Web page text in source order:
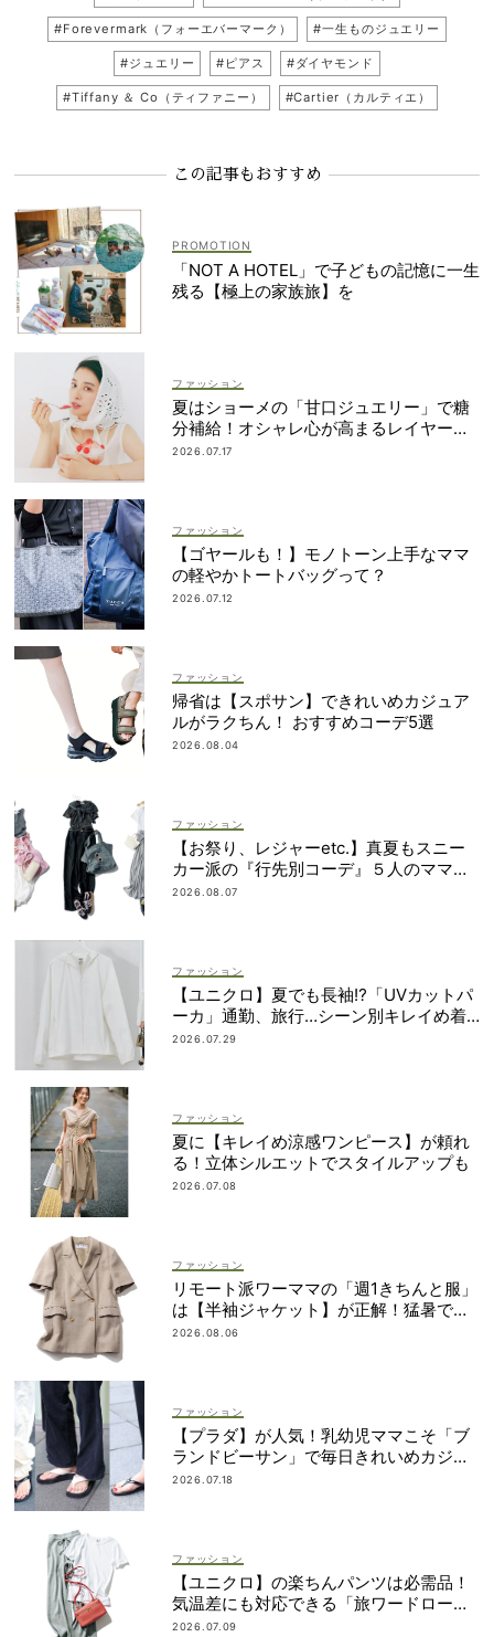
#Forevermark（フォーエバーマーク） #一生ものジュエリー
#ジュエリー #ピアス #ダイヤモンド
#Tiffany ＆ Co（ティファニー） #Cartier（カルティエ）
この記事もおすすめ
「NOT A HOTEL」で子どもの記憶に一生
残る【極上の家族旅】を
ファッション
夏はショーメの「甘口ジュエリー」で糖
分補給！オシャレ心が高まるレイヤード
術
2026.07.17
ファッション
【ゴヤールも！】モノトーン上手なママ
の軽やかトートバッグって？
2026.07.12
ファッション
帰省は【スポサン】できれいめカジュア
ルがラクちん！ おすすめコーデ5選
2026.08.04
ファッション
【お祭り、レジャーetc.】真夏もスニー
カー派の『行先別コーデ』５人のママス
タイリストが直伝！
2026.08.07
ファッション
【ユニクロ】夏でも長袖⁉「UVカットパ
ーカ」通勤、旅行…シーン別キレイめ着
こなし3選
2026.07.29
ファッション
夏に【キレイめ涼感ワンピース】が頼れ
る！立体シルエットでスタイルアップも
2026.07.08
ファッション
リモート派ワーママの「週1きちんと服」
は【半袖ジャケット】が正解！猛暑でも
涼しい名品5選
2026.08.06
ファッション
【プラダ】が人気！乳幼児ママこそ「ブ
ランドビーサン」で毎日きれいめカジュ
アルが叶う
2026.07.18
ファッション
【ユニクロ】の楽ちんパンツは必需品！
気温差にも対応できる「旅ワードロー
ブ」7選
2026.07.09